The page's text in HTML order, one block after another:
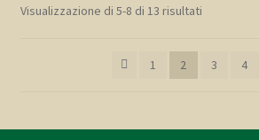
Visualizzazione di 5-8 di 13 risultatiPopolarità
1 2 3 4